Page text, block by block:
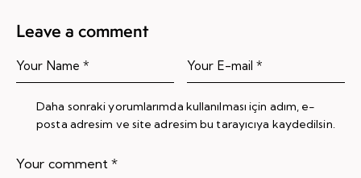
Leave a comment
Daha sonraki yorumlarımda kullanılması için adım, e-
posta adresim ve site adresim bu tarayıcıya kaydedilsin.